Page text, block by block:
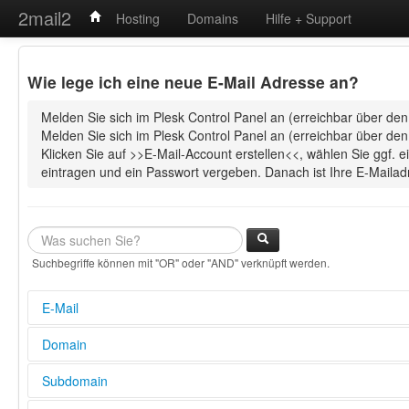
2mail2 Hosting Domains Hilfe + Support
Wie lege ich eine neue E-Mail Adresse an?
Melden Sie sich im Plesk Control Panel an (erreichbar über
Melden Sie sich im Plesk Control Panel an (erreichbar über
Klicken Sie auf >>E-Mail-Account erstellen<<, wählen Sie
eintragen und ein Passwort vergeben. Danach ist Ihre E-
Suchbegriffe können mit "OR" oder "AND" verknüpft werden.
E-Mail
E-Mail Adresse in Outlook einrichten (POP3/IMAP und SMTP
Wie lege ich fest, ob es sich bei dem E-Mail Postfach um ein
Konto handelt?
Wie lautet der POP3- und SMTP-Server zum Abrufen meiner
Domain
Wie kann ich meine Domain weiterleiten?
Domain Weiterleitung mittels .htaccess
Subdomain